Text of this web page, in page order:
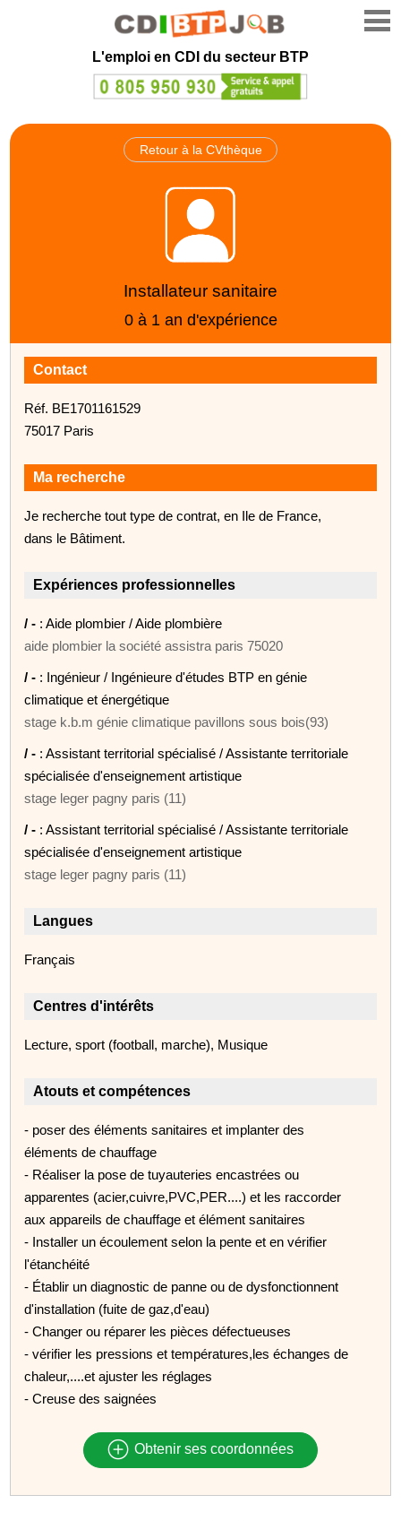
L'emploi en CDI du secteur BTP
Retour à la CVthèque
Installateur sanitaire
0 à 1 an d'expérience
Contact
Réf. BE1701161529
75017 Paris
Ma recherche
Je recherche tout type de contrat, en Ile de France,
dans le Bâtiment.
Expériences professionnelles
/ - : Aide plombier / Aide plombière
aide plombier la société assistra paris 75020
/ - : Ingénieur / Ingénieure d'études BTP en génie
climatique et énergétique
stage k.b.m génie climatique pavillons sous bois(93)
/ - : Assistant territorial spécialisé / Assistante territoriale
spécialisée d'enseignement artistique
stage leger pagny paris (11)
/ - : Assistant territorial spécialisé / Assistante territoriale
spécialisée d'enseignement artistique
stage leger pagny paris (11)
Langues
Français
Centres d'intérêts
Lecture, sport (football, marche), Musique
Atouts et compétences
- poser des éléments sanitaires et implanter des
éléments de chauffage
- Réaliser la pose de tuyauteries encastrées ou
apparentes (acier,cuivre,PVC,PER....) et les raccorder
aux appareils de chauffage et élément sanitaires
- Installer un écoulement selon la pente et en vérifier
l'étanchéité
- Établir un diagnostic de panne ou de dysfonctionnent
d'installation (fuite de gaz,d'eau)
- Changer ou réparer les pièces défectueuses
- vérifier les pressions et températures,les échanges de
chaleur,....et ajuster les réglages
- Creuse des saignées
Obtenir ses coordonnées